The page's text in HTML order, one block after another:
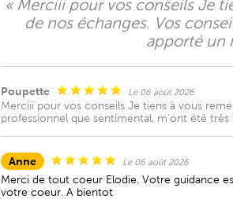
« Merciii pour vos conseils Je
de nos échanges. Vos
apporté un
Poupette Le 06 août 2026
Merciii pour vos conseils Je tiens à vous
professionnel que sentimental, m'ont été
Anne Le 06 août 2026
Merci de tout coeur Elodie. Votre guidance
votre coeur. A bientot